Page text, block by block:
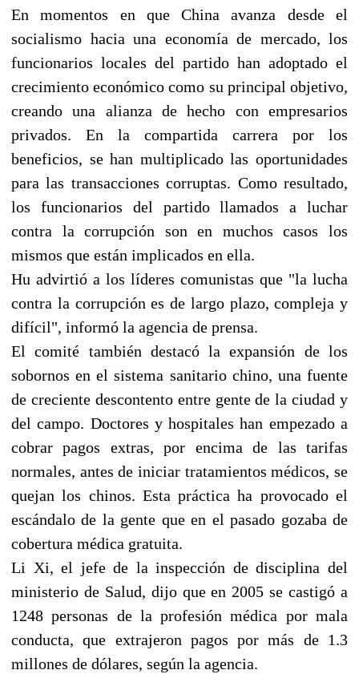
En momentos en que China avanza desde el
socialismo hacia una economía de mercado, los
funcionarios locales del partido han adoptado el
crecimiento económico como su principal objetivo,
creando una alianza de hecho con empresarios
privados. En la compartida carrera por los
beneficios, se han multiplicado las oportunidades
para las transacciones corruptas. Como resultado,
los funcionarios del partido llamados a luchar
contra la corrupción son en muchos casos los
mismos que están implicados en ella.
Hu advirtió a los líderes comunistas que "la lucha
contra la corrupción es de largo plazo, compleja y
difícil", informó la agencia de prensa.
El comité también destacó la expansión de los
sobornos en el sistema sanitario chino, una fuente
de creciente descontento entre gente de la ciudad y
del campo. Doctores y hospitales han empezado a
cobrar pagos extras, por encima de las tarifas
normales, antes de iniciar tratamientos médicos, se
quejan los chinos. Esta práctica ha provocado el
escándalo de la gente que en el pasado gozaba de
cobertura médica gratuita.
Li Xi, el jefe de la inspección de disciplina del
ministerio de Salud, dijo que en 2005 se castigó a
1248 personas de la profesión médica por mala
conducta, que extrajeron pagos por más de 1.3
millones de dólares, según la agencia.